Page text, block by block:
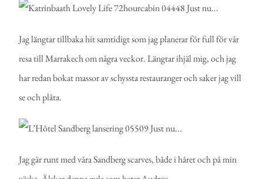
Jag längtar tillbaka hit samtidigt som jag planerar för full för vår
resa till Marrakech om några veckor. Längtar ihjäl mig, och jag
har redan bokat massor av schyssta restauranger och saker jag vill
se och plåta.
Jag går runt med våra Sandberg scarves, både i håret och på min